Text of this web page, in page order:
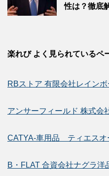
性は？徹底
楽れび よく見られているペ
RBストア 有限会社レイン
アンサーフィールド 株式会
CATYA-車用品 ティエスオ
B・FLAT 合資会社ナグラ洋